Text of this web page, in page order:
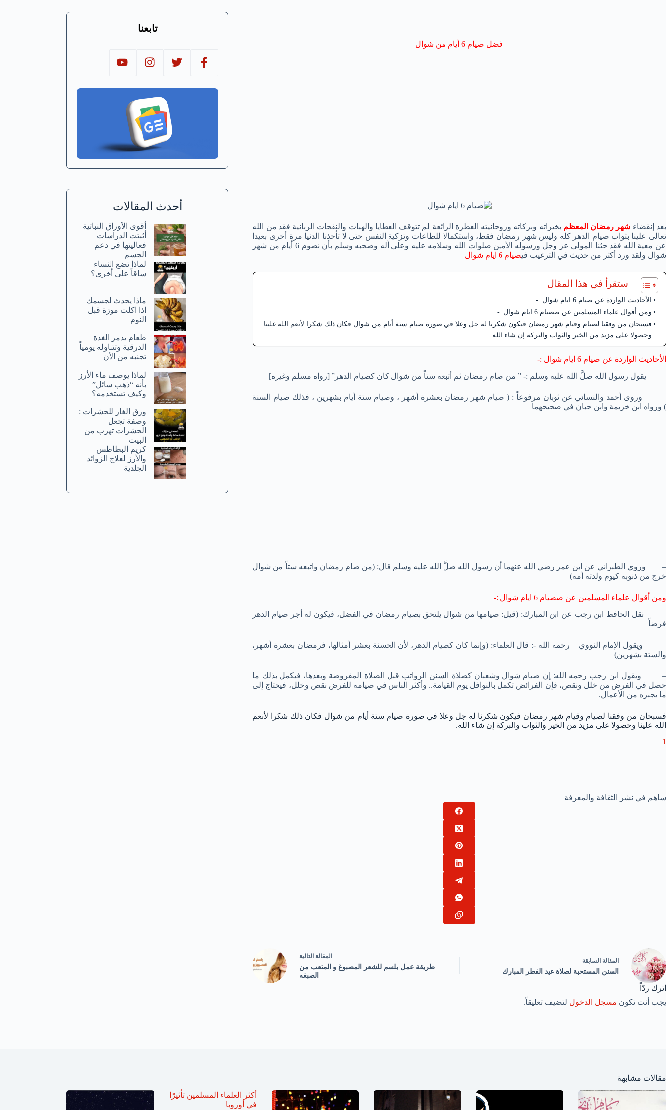
فضل صيام 6 أيام من شوال
بعد إنقضاء شهر رمضان المعظم بخيراته وبركاته وروحانيته العطرة الرائعة لم تتوقف العطايا والهبات والنفحات الربانية فقد من الله
تعالى علينا بثواب صيام الدهر كله وليس شهر رمضان فقط، واستكمالا للطاعات وتزكية النفس حتى لا تأخذنا الدنيا مرة أخرى بعيدا
عن معية الله فقد حثنا المولى عز وجل ورسوله الأمين صلوات الله وسلامه عليه وعلى آله وصحبه وسلم بأن نصوم 6 أيام من شهر
شوال ولقد ورد أكثر من حديث في الترغيب فيصيام 6 ايام شوال
ستقرأ في هذا المقال
الأحاديث الواردة عن صيام 6 ايام شوال :-
ومن أقوال علماء المسلمين عن صصيام 6 ايام شوال :-
فسبحان من وفقنا لصيام وقيام شهر رمضان فيكون شكرنا له جل وعلا في صورة صيام ستة أيام من شوال فكان ذلك شكرا لأنعم الله علينا
وحصولا على مزيد من الخير والثواب والبركة إن شاء الله.
الأحاديث الواردة عن صيام 6 ايام شوال :-
– يقول رسول الله صلَّ الله عليه وسلم :- ” من صام رمضان ثم أتبعه ستاً من شوال كان كصيام الدهر” [رواه مسلم وغيره]
– وروى أحمد والنسائي عن ثوبان مرفوعاً : ( صيام شهر رمضان بعشرة أشهر ، وصيام ستة أيام بشهرين ، فذلك صيام السنة
) ورواه ابن خزيمة وابن حبان في صحيحهما
– وروي الطبراني عن ابن عمر رضي الله عنهما أن رسول الله صلَّ الله عليه وسلم قال: (من صام رمضان واتبعه ستاً من شوال
خرج من ذنوبه كيوم ولدته أمه)
ومن أقوال علماء المسلمين عن صصيام 6 ايام شوال :-
– نقل الحافظ ابن رجب عن ابن المبارك: (قيل: صيامها من شوال يلتحق بصيام رمضان في الفضل، فيكون له أجر صيام الدهر
فرضاً
– ويقول الإمام النووي – رحمه الله -: قال العلماء: (وإنما كان كصيام الدهر، لأن الحسنة بعشر أمثالها، فرمضان بعشرة أشهر،
والستة بشهرين)
– ويقول ابن رجب رحمه الله: إن صيام شوال وشعبان كصلاة السنن الرواتب قبل الصلاة المفروضة وبعدها، فيكمل بذلك ما
حصل في الفرض من خلل ونقص، فإن الفرائض تكمل بالنوافل يوم القيامة.. وأكثر الناس في صيامه للفرض نقص وخلل، فيحتاج إلى
ما يجبره من الأعمال.
فسبحان من وفقنا لصيام وقيام شهر رمضان فيكون شكرنا له جل وعلا في صورة صيام ستة أيام من شوال فكان ذلك شكرا لأنعم
الله علينا وحصولا على مزيد من الخير والثواب والبركة إن شاء الله.
1
ساهم في نشر الثقافة والمعرفة
المقالة السابقة
السنن المستحبة لصلاة عيد الفطر المبارك
المقالة التالية
طريقة عمل بلسم للشعر المصبوغ و المتعب من
الصبغه
اترك ردّاً
يجب أنت تكون مسجل الدخول لتضيف تعليقاً.
تابعنا
أحدث المقالات
أقوى الأوراق النباتية
أثبتت الدراسات
فعاليتها في دعم
الجسم
لماذا تضع النساء
ساقاً على أخرى؟
ماذا يحدث لجسمك
اذا اكلت موزة قبل
النوم
طعام يدمر الغدة
الدرقية وتتناوله يومياً
تجنبه من الأن
لماذا يوصف ماء الأرز
بأنه “ذهب سائل”
وكيف تستخدمه؟
ورق الغار للحشرات :
وصفة تجعل
الحشرات تهرب من
البيت
كريم البطاطس
والأرز لعلاج الزوائد
الجلدية
مقالات مشابهة
أكثر العلماء المسلمين تأثيرًا
في أوروبا